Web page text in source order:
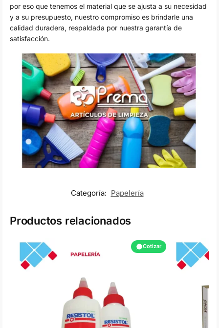
por eso que tenemos el material que se ajusta a su necesidad
y a su presupuesto, nuestro compromiso es brindarle una
calidad duradera, respaldada por nuestra garantía de
satisfacción.
Categoría: Papelería
Productos relacionados
Cotizar